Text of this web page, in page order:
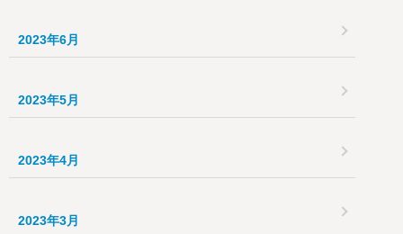
2023年6月
2023年5月
2023年4月
2023年3月